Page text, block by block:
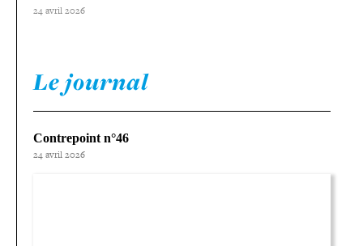
24 avril 2026
Le journal
Contrepoint n°46
24 avril 2026